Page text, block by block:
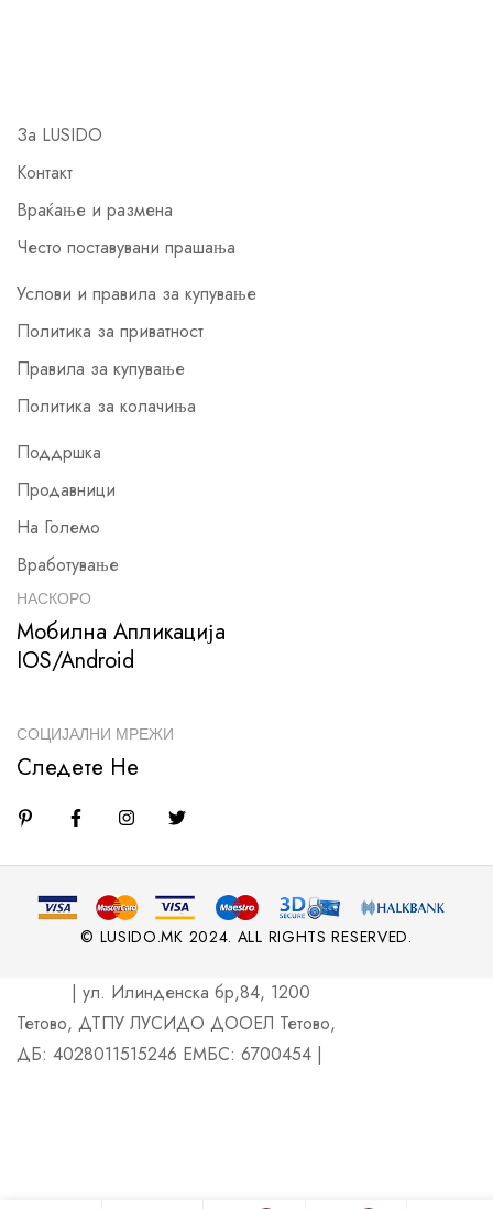
За LUSIDO
Контакт
Враќање и размена
Често поставувани прашања
Услови и правила за купување
Политика за приватност
Правила за купување
Политика за колачиња
Поддршка
Продавници
На Големо
Вработување
НАСКОРО
Мобилна Апликација
IOS/Android
СОЦИЈАЛНИ МРЕЖИ
Следете Не
© LUSIDO.MK 2024. ALL RIGHTS RESERVED.
| ул. Илинденска бр,84, 1200
Тетово, ДТПУ ЛУСИДО ДООЕЛ Тетово,
ДБ: 4028011515246 ЕМБС: 6700454 |